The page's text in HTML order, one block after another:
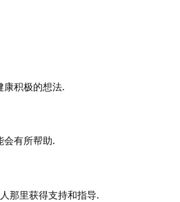
康积极的想法.
会有所帮助.
那里获得支持和指导.